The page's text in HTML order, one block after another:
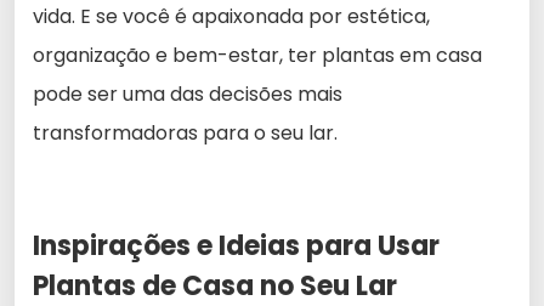
vida. E se você é apaixonada por estética,
organização e bem-estar, ter plantas em casa
pode ser uma das decisões mais
transformadoras para o seu lar.
Inspirações e Ideias para Usar
Plantas de Casa no Seu Lar